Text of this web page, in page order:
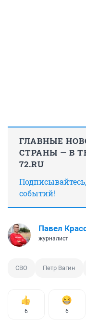
ГЛАВНЫЕ
СТРАНЫ — В
72.RU
событий!
Павел
журналист
СВО Петр Вагин
6 6